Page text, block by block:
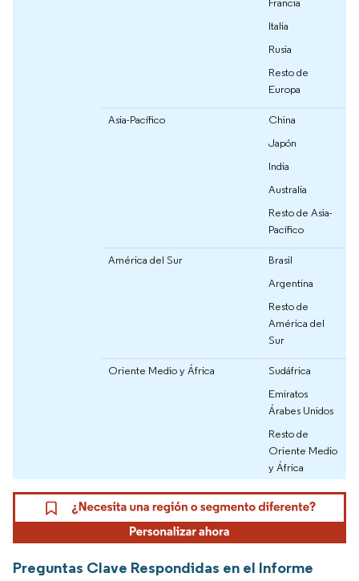
Italia
Rusia
Resto de
Europa
Asia-Pacífico
China
Japón
India
Australia
Resto de Asia-
Pacífico
América del Sur
Brasil
Argentina
Resto de
América del
Sur
Oriente Medio y África
Sudáfrica
Emiratos
Árabes Unidos
Resto de
Oriente Medio
y África
Preguntas Clave Respondidas en el Informe